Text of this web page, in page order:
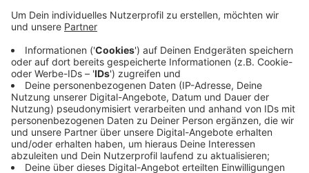
Vorfeld sei es schwer, die Auswirkungen des
Einrichtungen betroffen sind und welche nicht.
Viele Kita-Beschäftigte würden sich auch spontan
entscheiden, mitzustreiken. Deswegen hat die
Stadt auch keine Notbetreuung eingerichtet. Ver.di
bestreikt heute in ganz Deutschland soziale
Einrichtungen - zum Beispiel auch in unseren
Nachbarstädten Solingen und Remscheid.